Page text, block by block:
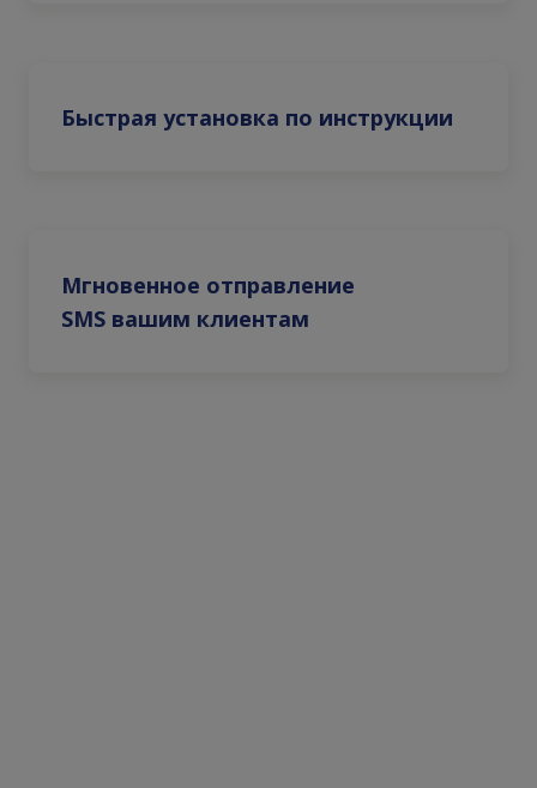
Быстрая установка по инструкции
Мгновенное отправление
SMS вашим клиентам